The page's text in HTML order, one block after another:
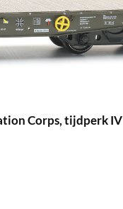
Corps, tijdperk IV